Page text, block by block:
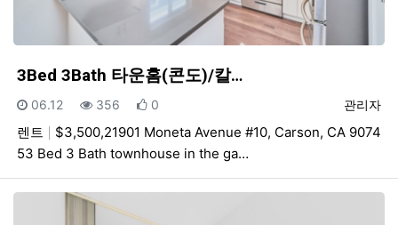
3Bed 3Bath 타운홈(콘도)/칼…
등록자
관리자
등록일
06.12 조회
356 추천
0
렌트
$3,500,21901 Moneta Avenue #10, Carson, CA 9074
53 Bed 3 Bath townhouse in the ga…